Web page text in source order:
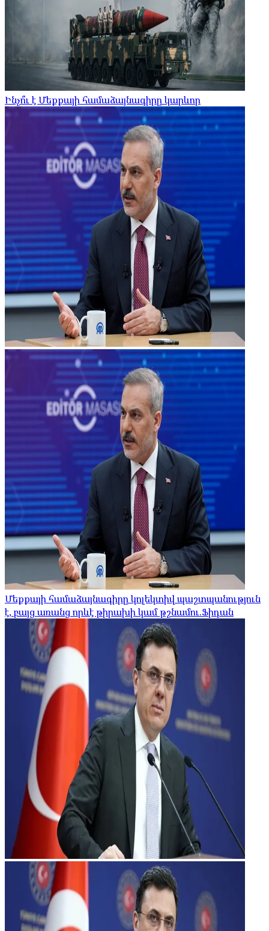
Ինչո՞ւ է Մեքքայի համաձայնագիրը կարևոր
Մեքքայի համաձայնագիրը կոլեկտիվ պաշտպանություն
է, բայց առանց որևէ թիրախի կամ թշնամու.Ֆիդան